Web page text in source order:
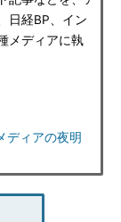
日経BP、イン
メディアに執
ディアの夜明